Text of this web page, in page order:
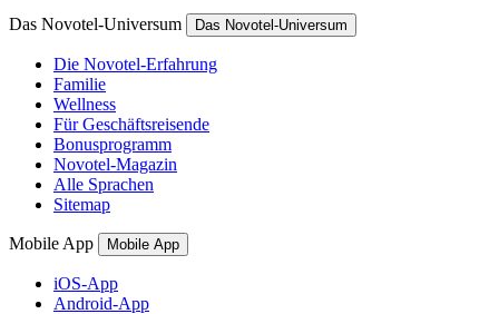
Das Novotel-Universum Das Novotel-Universum
Die Novotel-Erfahrung
Familie
Wellness
Für Geschäftsreisende
Bonusprogramm
Novotel-Magazin
Alle Sprachen
Sitemap
Mobile App Mobile App
iOS-App
Android-App